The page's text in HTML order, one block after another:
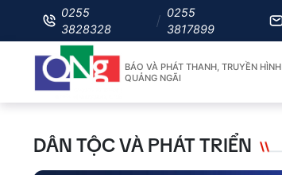
0255
3828328
0255
3817899
BÁO VÀ PHÁT THANH, TRUYỀN HÌNH
QUẢNG NGÃI
DÂN TỘC VÀ PHÁT TRIỂN